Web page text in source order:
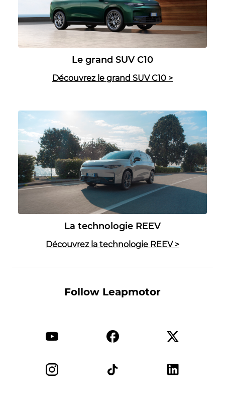
Le grand SUV C10
Découvrez le grand SUV C10 >
La technologie REEV
Découvrez la technologie REEV>
Follow Leapmotor